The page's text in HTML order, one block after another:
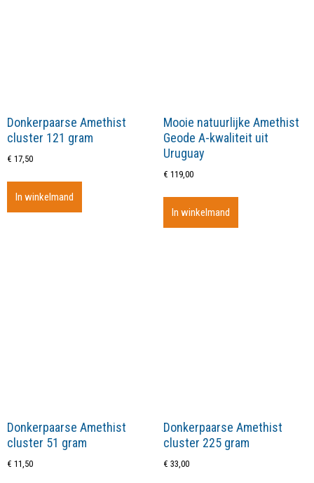
Donkerpaarse Amethist
cluster 121 gram
€ 17,50
In winkelmand
Mooie natuurlijke Amethist
Geode A-kwaliteit uit
Uruguay
€ 119,00
In winkelmand
Donkerpaarse Amethist
cluster 51 gram
€ 11,50
Donkerpaarse Amethist
cluster 225 gram
€ 33,00